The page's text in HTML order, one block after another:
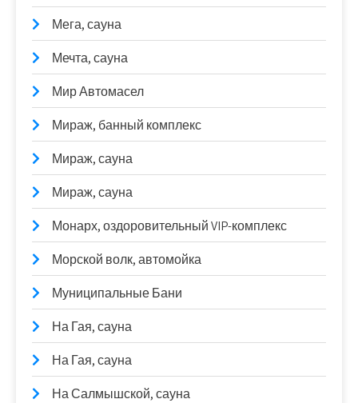
Мега, сауна
Мечта, сауна
Мир Автомасел
Мираж, банный комплекс
Мираж, сауна
Мираж, сауна
Монарх, оздоровительный VIP-комплекс
Морской волк, автомойка
Муниципальные Бани
На Гая, сауна
На Гая, сауна
На Салмышской, сауна